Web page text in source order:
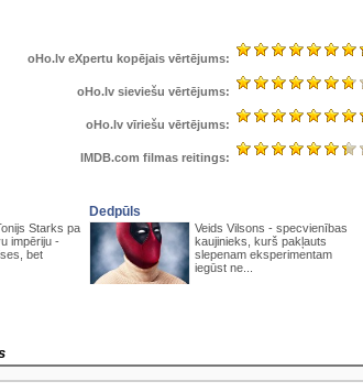
oHo.lv eXpertu kopējais vērtējums:
oHo.lv sieviešu vērtējums:
oHo.lv vīriešu vērtējums:
IMDB.com filmas reitings:
Starks pa
impēriju -
bet
Dedpūls
Veids Vilsons - specvienības
kaujinieks, kurš pakļauts
slepenam eksperimentam
iegūst ne...